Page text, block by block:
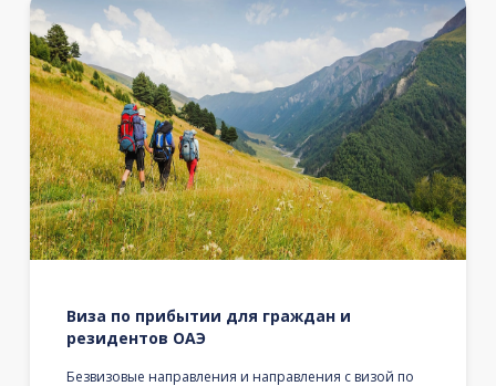
Виза по прибытии для граждан и
резидентов ОАЭ
Безвизовые направления и направления с визой по